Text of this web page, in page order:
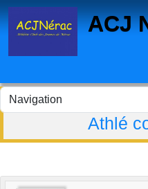
ACJ
Athlé
Panneau de gestion des